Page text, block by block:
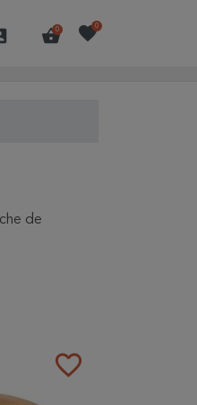
shopping_basket
0 favorite0
de
favorite_border